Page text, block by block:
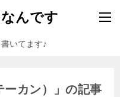
んです
いてます♪
ーカン）」の記事